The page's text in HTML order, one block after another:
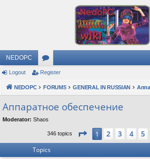
NEDOPC
or
u
s
Logout Register
NEDOPC FORUMS GENERAL IN RUSSIAN
Аппаратное обеспечение
Moderator: Shaos
346 topics Page 1of7
1 2 3 4 5
Topics